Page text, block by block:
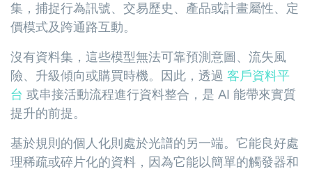
集，捕捉行為訊號、交易歷史、產品或計畫屬性、定
價模式及跨通路互動。
沒有資料集，這些模型無法可靠預測意圖、流失風
險、升級傾向或購買時機。因此，透過 客戶資料平
台 或串接活動流程進行資料整合，是 AI 能帶來實質
提升的前提。
基於規則的個人化則處於光譜的另一端。它能良好處
理稀疏或碎片化的資料，因為它能以簡單的觸發器和